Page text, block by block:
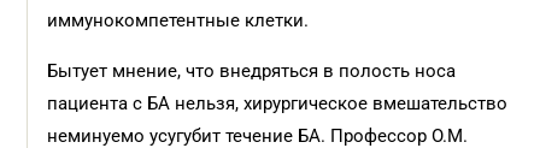
иммунокомпетентные клетки.
Бытует мнение, что внедряться в полость носа
пациента с БА нельзя, хирургическое вмешательство
неминуемо усугубит течение БА. Профессор О.М.